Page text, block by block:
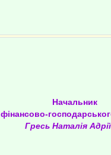
Начальник
фінансово-
Гресь Наталія